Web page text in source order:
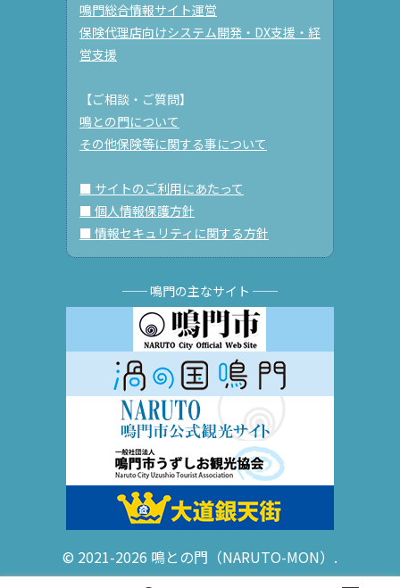
鳴門総合情報サイト運営
保険代理店向けシステム開発・DX支援・経
営支援
【ご相談・ご質問】
鳴との門について
その他保険等に関する事について
■ サイトのご利用にあたって
■ 個人情報保護方針
■ 情報セキュリティに関する方針
── 鳴門の主なサイト ──
© 2021-2026 鳴との門（NARUTO-MON）.